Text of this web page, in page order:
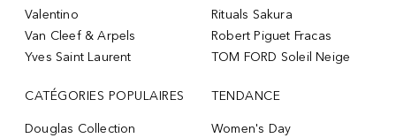
Valentino
Van Cleef & Arpels
Yves Saint Laurent
Rituals Sakura
Robert Piguet Fracas
TOM FORD Soleil Neige
CATÉGORIES POPULAIRES
Douglas Collection
TENDANCE
Women's Day